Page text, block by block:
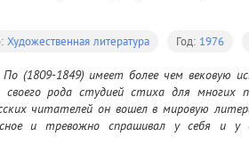
Художественная литература Год: 1976
(1809-1849) имеет более чем вековую
своего рода студией стиха для многих
читателей он вошел в мировую
и тревожно спрашивал у себя и